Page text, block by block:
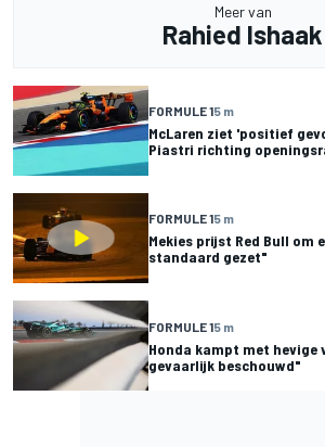
Meer van
Rahied Ishaak
FORMULE 15 m
McLaren ziet 'positief
Piastri richting
FORMULE 15 m
Mekies prijst Red Bull om
standaard gezet"
FORMULE 15 m
Honda kampt met hevige
gevaarlijk beschouwd"